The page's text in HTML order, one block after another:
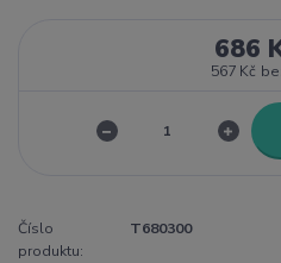
686
567 Kč
Číslo
produktu:
T680300